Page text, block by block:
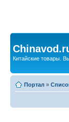
Китайские товары.
Портал »